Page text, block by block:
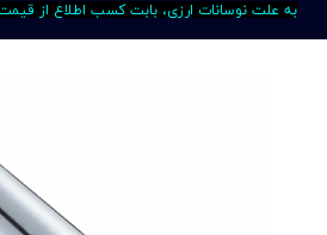
به علت نوسانات ارزی، بابت کسب اطلاع از